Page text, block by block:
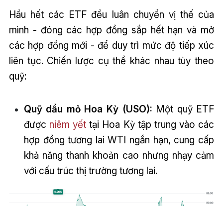
Hầu hết các ETF đều luân chuyển vị thế của
mình - đóng các hợp đồng sắp hết hạn và mở
các hợp đồng mới - để duy trì mức độ tiếp xúc
liên tục. Chiến lược cụ thể khác nhau tùy theo
quỹ:
Quỹ dầu mỏ Hoa Kỳ (USO): Một quỹ ETF
được niêm yết tại Hoa Kỳ tập trung vào các
hợp đồng tương lai WTI ngắn hạn, cung cấp
khả năng thanh khoản cao nhưng nhạy cảm
với cấu trúc thị trường tương lai.